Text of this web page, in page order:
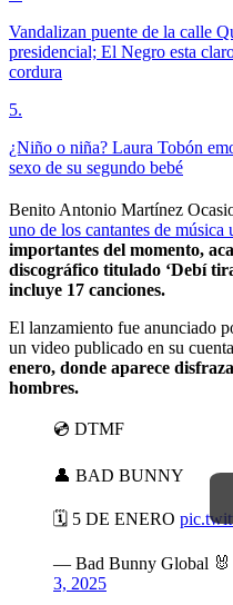
Vandalizan puente de la calle
presidencial; El Negro esta
cordura
5.
¿Niño o niña? Laura Tobón
sexo de su segundo bebé
Benito Antonio Martínez
uno de los cantantes de música
importantes del momento,
discográfico titulado ‘Debí
incluye 17 canciones.
El lanzamiento fue anunciado
un video publicado en su
enero, donde aparece
hombres.
💿 DTMF
👤 BAD BUNNY
🗓️ 5 DE ENERO
— Bad Bunny Global 🐰
3, 2025